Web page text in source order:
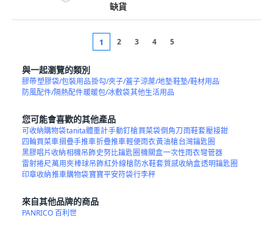
缺貨
1 2 3 4 5
與一起瀏覽的類別
膠帶塑膠袋/包裝用品掛勾/夾子/蓋子涼蓆/地墊鞋墊/鞋材用品
防風配件/隔熱配件暖暖包/冰敷袋其他生活用品
您可能會喜歡的其他產品
可收納購物袋tanita體重計手動釘槍買菜袋倒角刀雨鞋套壓接鉗
四輪買菜車摺疊手推車折疊推車輕便雨衣黃油槍台灣鑰匙圈
黑膠唱片收納相機吊飾史努比鑰匙圈機關盒一次性雨衣彎管器
雷射捲尺萬用夾棒球吊飾紅外線槍防水鞋套質感收納盒透明鑰匙圈
印章收納推車購物袋寶寶平安符袋行李秤
來自其他品牌的商品
PANRICO 百利世